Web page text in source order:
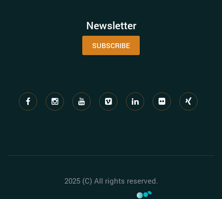
Newsletter
SUBSCRIBE
2025 (C) All rights reserved.